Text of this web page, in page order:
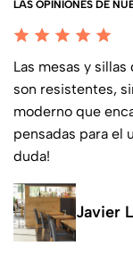
LAS OPINIONES DE
Las mesas y
son resistentes,
moderno que
pensadas para el
duda!
Javier